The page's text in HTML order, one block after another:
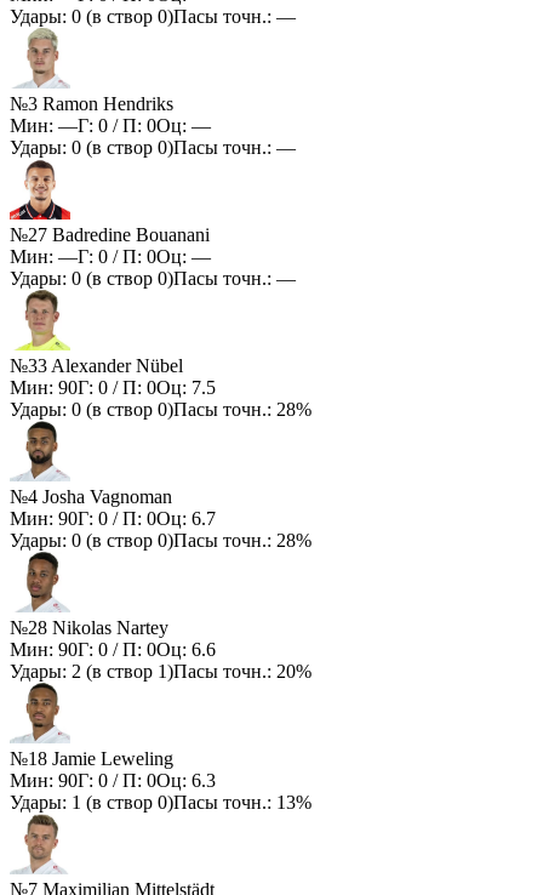
Удары: 0 (в створ 0)Пасы точн.: —
№3 Ramon Hendriks
Мин: —Г: 0 / П: 0Оц: —
Удары: 0 (в створ 0)Пасы точн.: —
№27 Badredine Bouanani
Мин: —Г: 0 / П: 0Оц: —
Удары: 0 (в створ 0)Пасы точн.: —
№33 Alexander Nübel
Мин: 90Г: 0 / П: 0Оц: 7.5
Удары: 0 (в створ 0)Пасы точн.: 28%
№4 Josha Vagnoman
Мин: 90Г: 0 / П: 0Оц: 6.7
Удары: 0 (в створ 0)Пасы точн.: 28%
№28 Nikolas Nartey
Мин: 90Г: 0 / П: 0Оц: 6.6
Удары: 2 (в створ 1)Пасы точн.: 20%
№18 Jamie Leweling
Мин: 90Г: 0 / П: 0Оц: 6.3
Удары: 1 (в створ 0)Пасы точн.: 13%
№7 Maximilian Mittelstädt